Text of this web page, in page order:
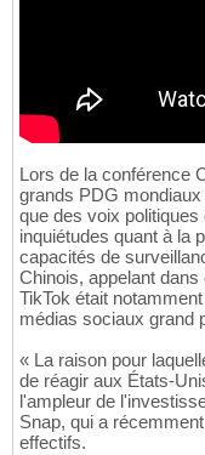
Lors de la conférence
grands PDG
que des voix
inquiétudes quant à la
capacités de
Chinois, appelant
TikTok était
médias sociaux grand
« La raison pour
de réagir aux États-
l'ampleur de
Snap, qui a
effectifs.